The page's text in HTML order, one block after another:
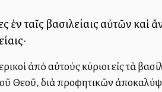
ἐν ταῖς βασιλείαις αὐτῶν
ἀπὸ αὐτοὺς κύριοι εἰς τὰ
Θεοῦ, διὰ προφητικῶν